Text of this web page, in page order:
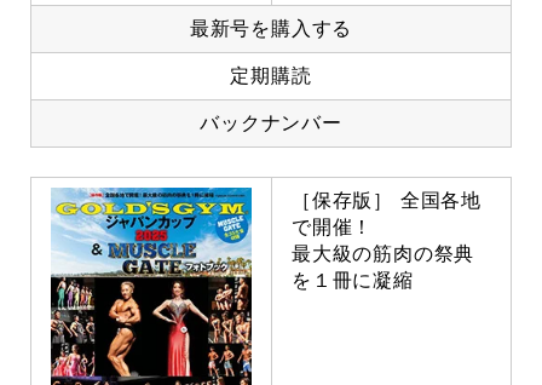
最新号を購入する
定期購読
バックナンバー
［保存版］ 全国各地
で開催！
最大級の筋肉の祭典
を１冊に凝縮